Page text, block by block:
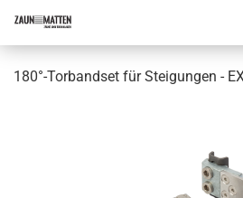
180°-Torbandset für Steigungen -